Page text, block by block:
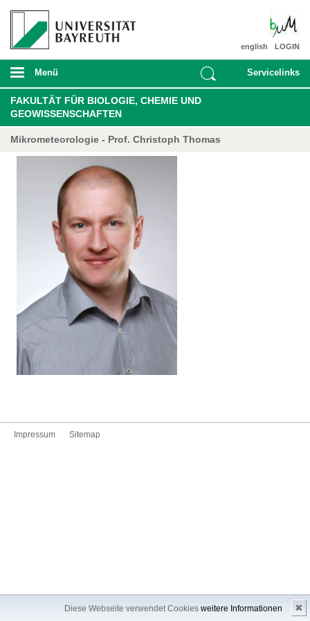
Diese Webseite verwendet Cookies weitere Informationen ✖
LOGIN
english
Menü Servicelinks
FAKULTÄT FÜR BIOLOGIE, CHEMIE UND
GEOWISSENSCHAFTEN
Mikrometeorologie - Prof. Christoph Thomas
Impressum Sitemap